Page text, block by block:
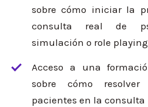
sobre cómo iniciar la
consulta real de
simulación o role
Acceso a una
sobre cómo
pacientes en la